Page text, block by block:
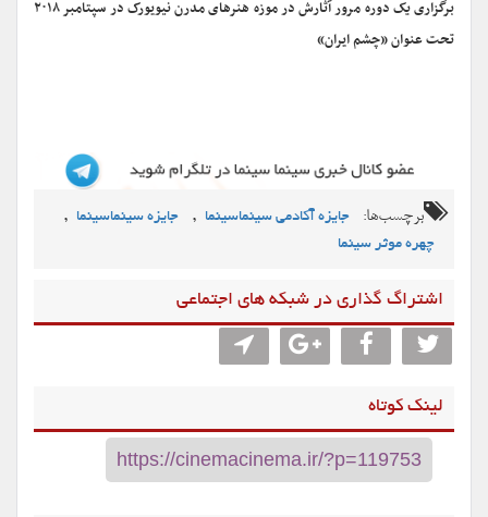
برگزاری یک دوره مرور آثارش در موزه هنرهای مدرن نیویورک در سپتامبر ۲۰۱۸
تحت عنوان «چشم ایران»
برچسب‌ها: جایزه آکادمی سینماسینما , جایزه سینماسینما ,
چهره موثر سینما
اشتراگ گذاری در شبکه های اجتماعی
لینک کوتاه